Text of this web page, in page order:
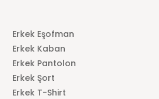
Erkek Eşofman
Erkek Kaban
Erkek Pantolon
Erkek Şort
Erkek T-Shirt